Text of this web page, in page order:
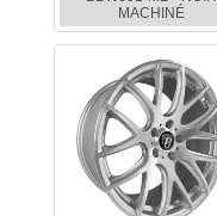
MACHINÉ